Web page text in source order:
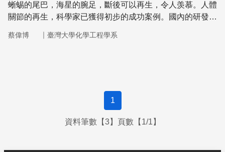
蜥蜴的尾巴，海星的腕足，斷後可以再生，令人羡慕。人體
關節的再生，科學家已獲得初步的成功案例。國內的研發也
蔡偉博 ｜ 臺灣大學化學工程學系
1
資料筆數【3】頁數【1/1】